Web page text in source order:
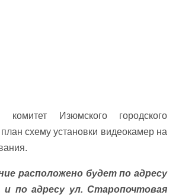
комитет Изюмского городского
схему установки видеокамер на
расположено будет по адресу
и по адресу ул. Старопочтовая